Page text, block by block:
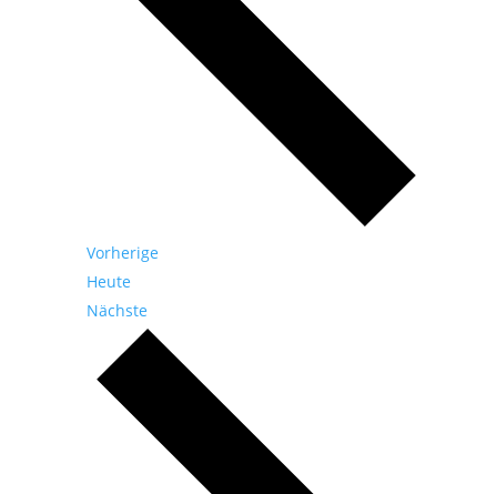
Vorherige
Heute
Nächste